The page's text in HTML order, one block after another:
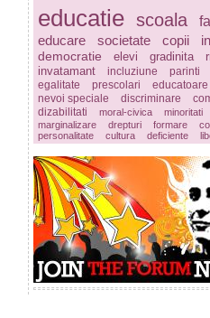
educatie scoala
educare
societate copii
democratie elevi gradinita
invatamant
incluziune parinti
egalitate
prescolari educatoare
nevoi speciale
discriminare
dizabilitati
moral-civica minoritati
marginalizare
drepturi formare
personalitate
cultura deficiente